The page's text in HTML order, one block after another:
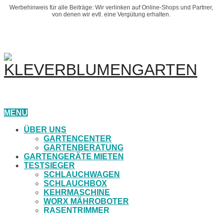
Werbehinweis für alle Beiträge: Wir verlinken auf Online-Shops und Partner,
von denen wir evtl. eine Vergütung erhalten.
MENU
ÜBER UNS
GARTENCENTER
GARTENBERATUNG
GARTENGERÄTE MIETEN
TESTSIEGER
SCHLAUCHWAGEN
SCHLAUCHBOX
KEHRMASCHINE
WORX MÄHROBOTER
RASENTRIMMER